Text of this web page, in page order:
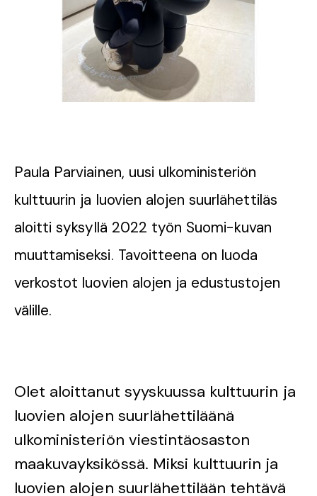
Paula Parviainen, uusi ulkoministeriön
kulttuurin ja luovien alojen suurlähettiläs
aloitti syksyllä 2022 työn Suomi-kuvan
muuttamiseksi. Tavoitteena on luoda
verkostot luovien alojen ja edustustojen
välille.
Olet aloittanut syyskuussa kulttuurin ja
luovien alojen suurlähettiläänä
ulkoministeriön viestintäosaston
maakuvayksikössä. Miksi kulttuurin ja
luovien alojen suurlähettilään tehtävä